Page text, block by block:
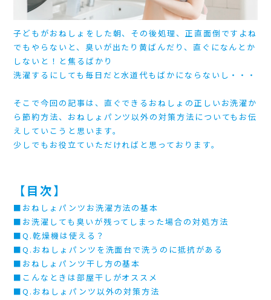
子どもがおねしょをした朝、その後処理、正直面倒ですよね
でもやらないと、臭いが出たり黄ばんだり、直ぐになんとか
しないと！と焦るばかり
洗濯するにしても毎日だと水道代もばかにならないし・・・
そこで今回の記事は、直ぐできるおねしょの正しいお洗濯か
ら節約方法、おねしょパンツ以外の対策方法についてもお伝
えしていこうと思います。
少しでもお役立ていただければと思っております。
【目次】
■おねしょパンツお洗濯方法の基本
■お洗濯しても臭いが残ってしまった場合の対処方法
■Q.乾燥機は使える？
■Q.おねしょパンツを洗面台で洗うのに抵抗がある
■おねしょパンツ干し方の基本
■こんなときは部屋干しがオススメ
■Q.おねしょパンツ以外の対策方法